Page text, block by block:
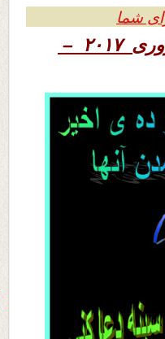
شما
۱۳۹۵ – ۱۱ فبروری ۲۰۱۷ –